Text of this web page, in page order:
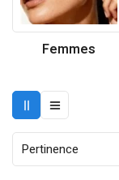
Femmes
Pertinence